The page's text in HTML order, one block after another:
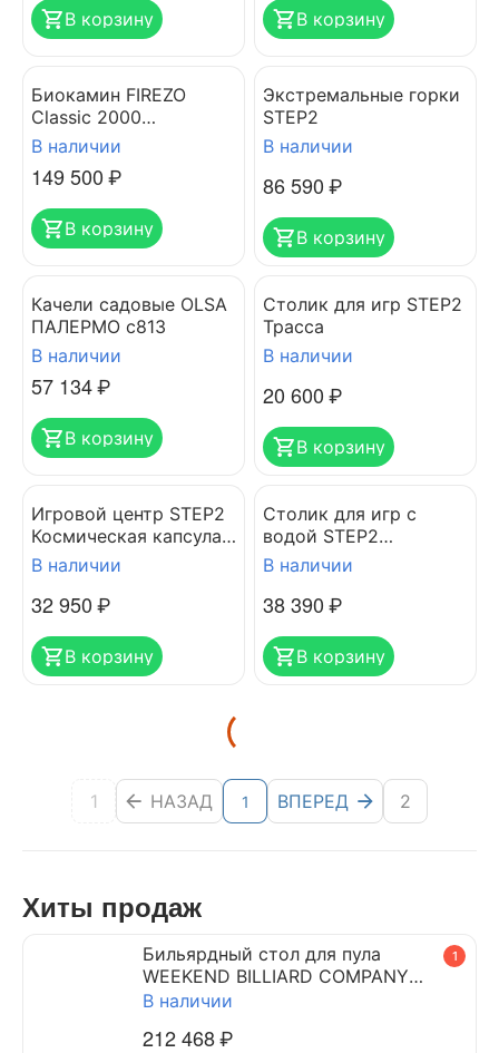
В корзину В корзину
Биокамин FIREZO
Classic 2000
встраеваемый
В наличии
149 500₽
В корзину
Экстремальные горки
STEP2
В наличии
86 590₽
В корзину
Качели садовые OLSA
ПАЛЕРМО с813
В наличии
57 134₽
В корзину
Столик для игр STEP2
Трасса
В наличии
20 600₽
В корзину
Игровой центр STEP2
Космическая капсула
(подвесной модуль)
В наличии
32 950₽
В корзину
Столик для игр с
водой STEP2
Водопад-2 (крафт)
В наличии
38 390₽
В корзину
1 НАЗАД 1 ВПЕРЕД 2
Хиты продаж
1
Бильярдный стол для пула
WEEKEND BILLIARD COMPANY
DYNAMIC TRIUMPH 7 ф (черный)
В наличии
212 468₽